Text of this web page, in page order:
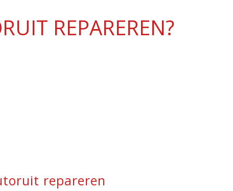
REPAREREN?
repareren